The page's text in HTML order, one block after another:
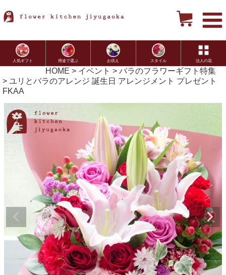
人気ギフト 用途で選ぶ お供え スタイル 法人の花
HOME イベント
バラのフラワーギフト特集
ユリとバラのアレンジ 誕生日 アレンジメント プレゼント
FKAA